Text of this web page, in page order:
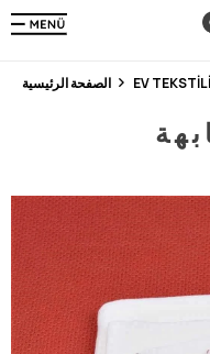
En
300₺ ve Üzeri
EV TEKSTİLİ